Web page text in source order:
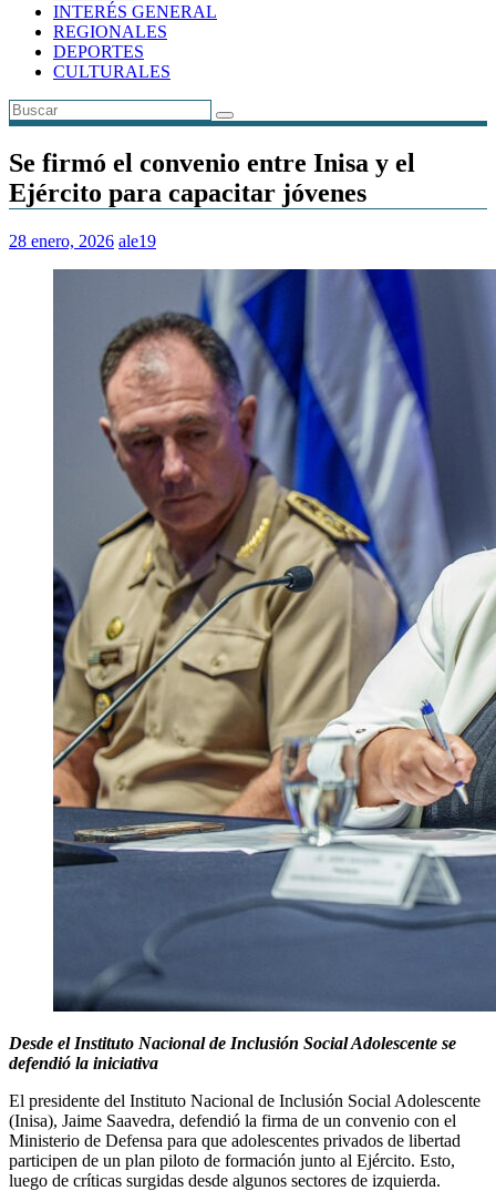
INTERÉS GENERAL
REGIONALES
DEPORTES
CULTURALES
Se firmó el convenio entre Inisa y el
Ejército para capacitar jóvenes
28 enero, 2026 ale19
Desde el Instituto Nacional de Inclusión Social Adolescente se
defendió la iniciativa
El presidente del Instituto Nacional de Inclusión Social Adolescente
(Inisa), Jaime Saavedra, defendió la firma de un convenio con el
Ministerio de Defensa para que adolescentes privados de libertad
participen de un plan piloto de formación junto al Ejército. Esto,
luego de críticas surgidas desde algunos sectores de izquierda.